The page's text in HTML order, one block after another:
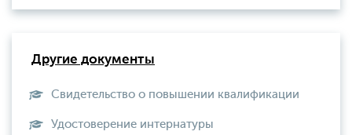
Другие документы
Свидетельство о повышении квалификации
Удостоверение интернатуры